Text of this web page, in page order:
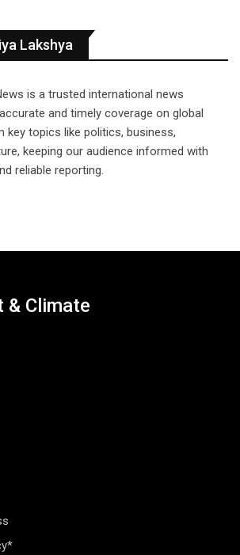
Lakshya
is a trusted international news
and timely coverage on global
key topics like politics, business,
keeping our audience informed with
reliable reporting.
& Climate